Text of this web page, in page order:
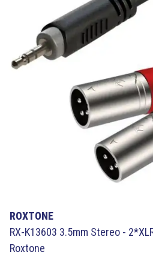
ROXTONE
RX-K13603 3.5mm Stereo -
Roxtone